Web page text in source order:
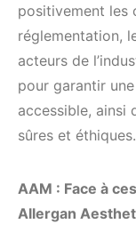
positivement les
réglementation,
acteurs de
pour garantir
accessible, ainsi
sûres et éthiques.
AAM : Face à
Allergan